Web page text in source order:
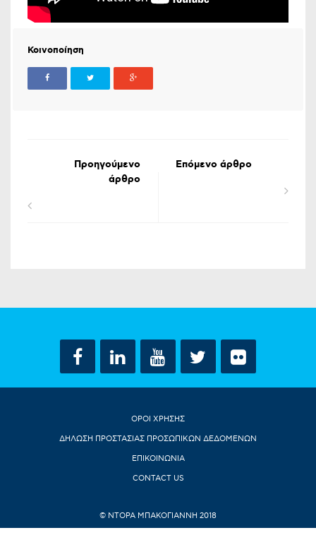
Κοινοποίηση
Προηγούμενο
άρθρο
Επόμενο άρθρο
ΟΡΟΙ ΧΡΗΣΗΣ
ΔΗΛΩΣΗ ΠΡΟΣΤΑΣΙΑΣ ΠΡΟΣΩΠΙΚΩΝ ΔΕΔΟΜΕΝΩΝ
ΕΠΙΚΟΙΝΩΝΙΑ
CONTACT US
© ΝΤΟΡΑ ΜΠΑΚΟΓΙΑΝΝΗ 2018